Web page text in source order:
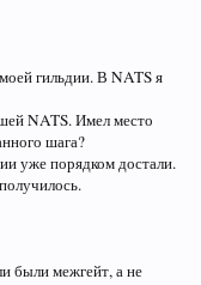
гильдии. В NATS я
NATS. Имел место
шага?
уже порядком достали.
были межгейт, а не